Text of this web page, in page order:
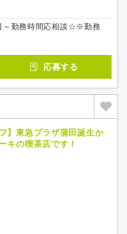
～勤務時間応相談☆※勤務
応募する
】東急プラザ蒲田誕生か
キの喫茶店です！